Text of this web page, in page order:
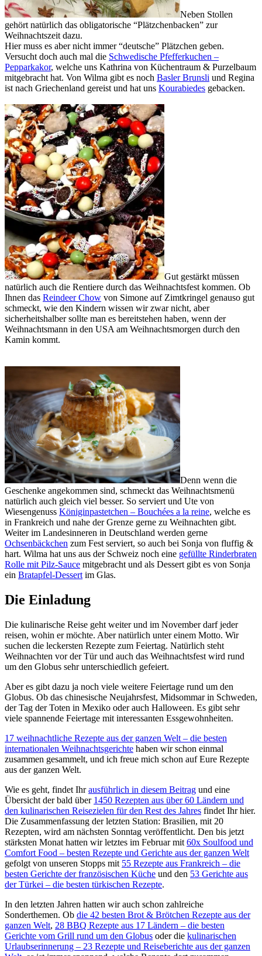
Neben Stollen
gehört natürlich das obligatorische “Plätzchenbacken” zur
Weihnachtszeit dazu.
Hier muss es aber nicht immer “deutsche” Plätzchen geben.
Versucht doch auch mal die Schwedische Pfefferkuchen –
Pepparkakor, welche uns Kathrina von Küchentraum & Purzelbaum
mitgebracht hat. Von Wilma gibt es noch Basler Brunsli und Regina
ist nach Griechenland gereist und hat uns Kourabiedes gebacken.
Gut gestärkt müssen
natürlich auch die Rentiere durch das Weihnachtsfest kommen. Ob
Ihnen das Reindeer Chow von Simone auf Zimtkringel genauso gut
schmeckt, wie den Kindern wissen wir zwar nicht, aber
sicherheitshalber sollte man es bereitstehen haben, wenn der
Weihnachtsmann in den USA am Weihnachtsmorgen durch den
Kamin kommt.
Denn wenn die
Geschenke angekommen sind, schmeckt das Weihnachtsmenü
natürlich auch gleich viel besser. So serviert und Ute von
Wiesengenuss Königinpastetchen – Bouchées a la reine, welche es
in Frankreich und nahe der Grenze gerne zu Weihnachten gibt.
Weiter im Landesinneren in Deutschland werden gerne
Ochsenbäckchen zum Fest serviert, so auch bei Sonja von fluffig &
hart. Wilma hat uns aus der Schweiz noch eine gefüllte Rinderbraten
Rolle mit Pilz-Sauce mitgebracht und als Dessert gibt es von Sonja
ein Bratapfel-Dessert im Glas.
Die Einladung
Die kulinarische Reise geht weiter und im November darf jeder
reisen, wohin er möchte. Aber natürlich unter einem Motto. Wir
suchen die leckersten Rezepte zum Feiertag. Natürlich steht
Weihnachten vor der Tür und auch das Weihnachtsfest wird rund
um den Globus sehr unterschiedlich gefeiert.
Aber es gibt dazu ja noch viele weitere Feiertage rund um den
Globus. Ob das chinesische Neujahrsfest, Midsommar in Schweden,
der Tag der Toten in Mexiko oder auch Halloween. Es gibt sehr
viele spannende Feiertage mit interessanten Essgewohnheiten.
17 weihnachtliche Rezepte aus der ganzen Welt – die besten
internationalen Weihnachtsgerichte haben wir schon einmal
zusammen gesammelt, und ich freue mich schon auf Eure Rezepte
aus der ganzen Welt.
Wie es geht, findet Ihrausführlich in diesem Beitrag und eine
Übersicht der bald über 1450 Rezepten aus über 60 Ländern und
den kulinarischen Reisezielen für den Rest des Jahres findet Ihr hier.
Die Zusammenfassung der letzten Station: Brasilien, mit 20
Rezepten, wird am nächsten Sonntag veröffentlicht. Den bis jetzt
stärksten Monat hatten wir letztes im Februar mit 60x Soulfood und
Comfort Food – besten Rezepte und Gerichte aus der ganzen Welt
gefolgt von unseren Stopps mit 55 Rezepte aus Frankreich – die
besten Gerichte der französischen Küche und den 53 Gerichte aus
der Türkei – die besten türkischen Rezepte.
In den letzten Jahren hatten wir auch schon zahlreiche
Sonderthemen. Ob die 42 besten Brot & Brötchen Rezepte aus der
ganzen Welt, 28 BBQ Rezepte aus 17 Ländern – die besten
Gerichte vom Grill rund um den Globus oder die kulinarischen
Urlaubserinnerung – 23 Rezepte und Reiseberichte aus der ganzen